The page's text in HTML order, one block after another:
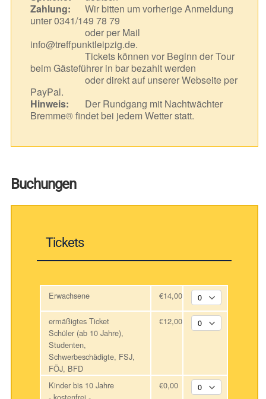
Zahlung:
Wir bitten um vorherige Anmeldung
unter 0341/149 78 79
oder per Mail
info@treffpunktleipzig.de.
Tickets können vor Beginn der Tour
beim Gästeführer in bar bezahlt werden
oder direkt auf unserer Webseite per
PayPal.
Hinweis:
Der Rundgang mit Nachtwächter
Bremme® findet bei jedem Wetter statt.
Buchungen
Tickets
Erwachsene €14,00
ermäßigtes Ticket
Schüler (ab 10 Jahre),
Studenten,
Schwerbeschädigte, FSJ,
FÖJ, BFD
€12,00
Kinder bis 10 Jahre
- kostenfrei -
€0,00